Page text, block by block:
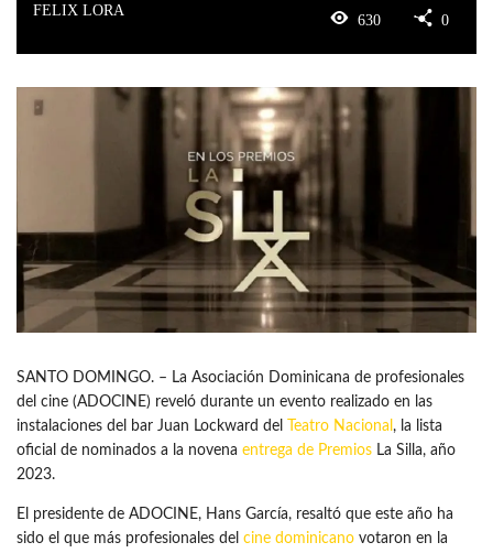
FELIX LORA
630 0
SANTO DOMINGO. – La Asociación Dominicana de profesionales
del cine (ADOCINE) reveló durante un evento realizado en las
instalaciones del bar Juan Lockward del
Teatro Nacional , la lista
oficial de nominados a la novena entrega de Premios La Silla, año
2023.
El presidente de ADOCINE, Hans García, resaltó que este año ha
sido el que más profesionales del cine dominicano votaron en la